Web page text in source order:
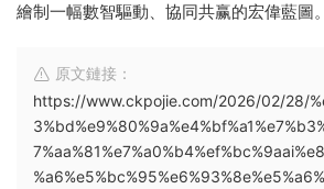
繪制一幅數智驅動、協同共赢的宏偉藍圖。
原文鏈接：
https://www.ckpojie.com/2026/02/28/